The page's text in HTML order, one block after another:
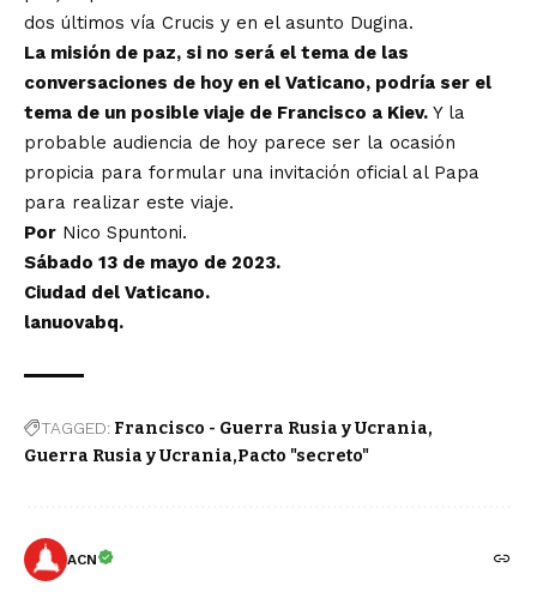
dos últimos vía Crucis y en el asunto Dugina.
La misión de paz, si no será el tema de las
conversaciones de hoy en el Vaticano, podría ser el
tema de un posible viaje de Francisco a Kiev. Y la
probable audiencia de hoy parece ser la ocasión
propicia para formular una invitación oficial al Papa
para realizar este viaje.
Por Nico Spuntoni.
Sábado 13 de mayo de 2023.
Ciudad del Vaticano.
lanuovabq.
TAGGED: Francisco - Guerra Rusia y Ucrania
Guerra Rusia y Ucrania Pacto "secreto"
ACN